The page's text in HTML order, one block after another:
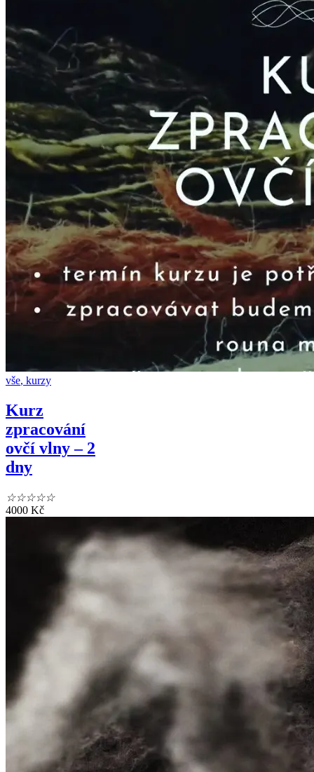
vše, kurzy
Kurz
zpracování
ovčí vlny – 2
dny
☆☆☆☆☆
4000 Kč